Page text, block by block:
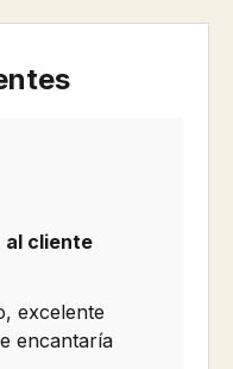
al cliente
excelente
encantaría